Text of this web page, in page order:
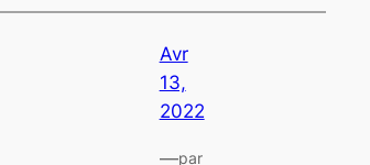
Avr
13,
2022
—par